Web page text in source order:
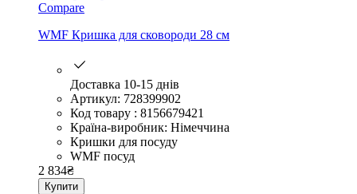
Compare
WMF Кришка для сковороди 28 см
Доставка 10-15 днів
Артикул: 728399902
Код товару : 8156679421
Країна-виробник: Німеччина
Кришки для посуду
WMF посуд
2 834₴
Купити